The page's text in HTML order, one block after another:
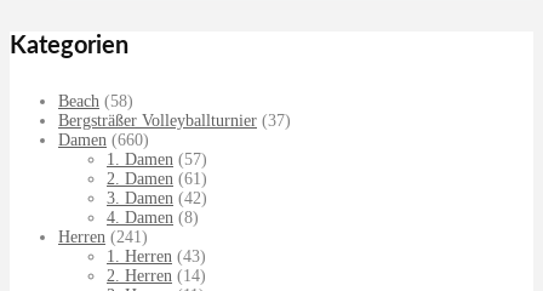
Kategorien
Beach (58)
Bergsträßer Volleyballturnier (37)
Damen (660)
1. Damen (57)
2. Damen (61)
3. Damen (42)
4. Damen (8)
Herren (241)
1. Herren (43)
2. Herren (14)